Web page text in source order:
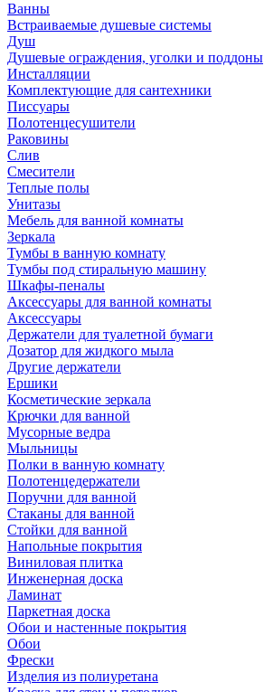
Ванны
Встраиваемые душевые системы
Душ
Душевые ограждения, уголки и поддоны
Инсталляции
Комплектующие для сантехники
Писсуары
Полотенцесушители
Раковины
Слив
Смесители
Теплые полы
Унитазы
Мебель для ванной комнаты
Зеркала
Тумбы в ванную комнату
Тумбы под стиральную машину
Шкафы-пеналы
Аксессуары для ванной комнаты
Аксессуары
Держатели для туалетной бумаги
Дозатор для жидкого мыла
Другие держатели
Ершики
Косметические зеркала
Крючки для ванной
Мусорные ведра
Мыльницы
Полки в ванную комнату
Полотенцедержатели
Поручни для ванной
Стаканы для ванной
Стойки для ванной
Напольные покрытия
Виниловая плитка
Инженерная доска
Ламинат
Паркетная доска
Обои и настенные покрытия
Обои
Фрески
Изделия из полиуретана